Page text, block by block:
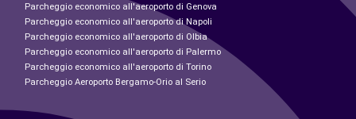
Parcheggio economico all'aeroporto di Genova
Parcheggio economico all'aeroporto di Napoli
Parcheggio economico all'aeroporto di Olbia
Parcheggio economico all'aeroporto di Palermo
Parcheggio economico all'aeroporto di Torino
Parcheggio Aeroporto Bergamo-Orio al Serio